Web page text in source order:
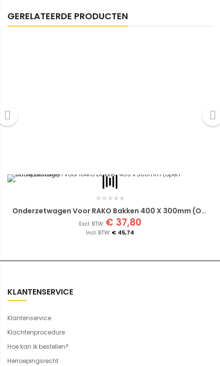
GERELATEERDE PRODUCTEN
Onderzetwagen Voor RAKO Bakken 400 X 300mm (open Transportroller)
€ 45,74
€ 37,80
KLANTENSERVICE
Klantenservice
Klachtenprocedure
Hoe kan ik bestellen?
Herroepingsrecht